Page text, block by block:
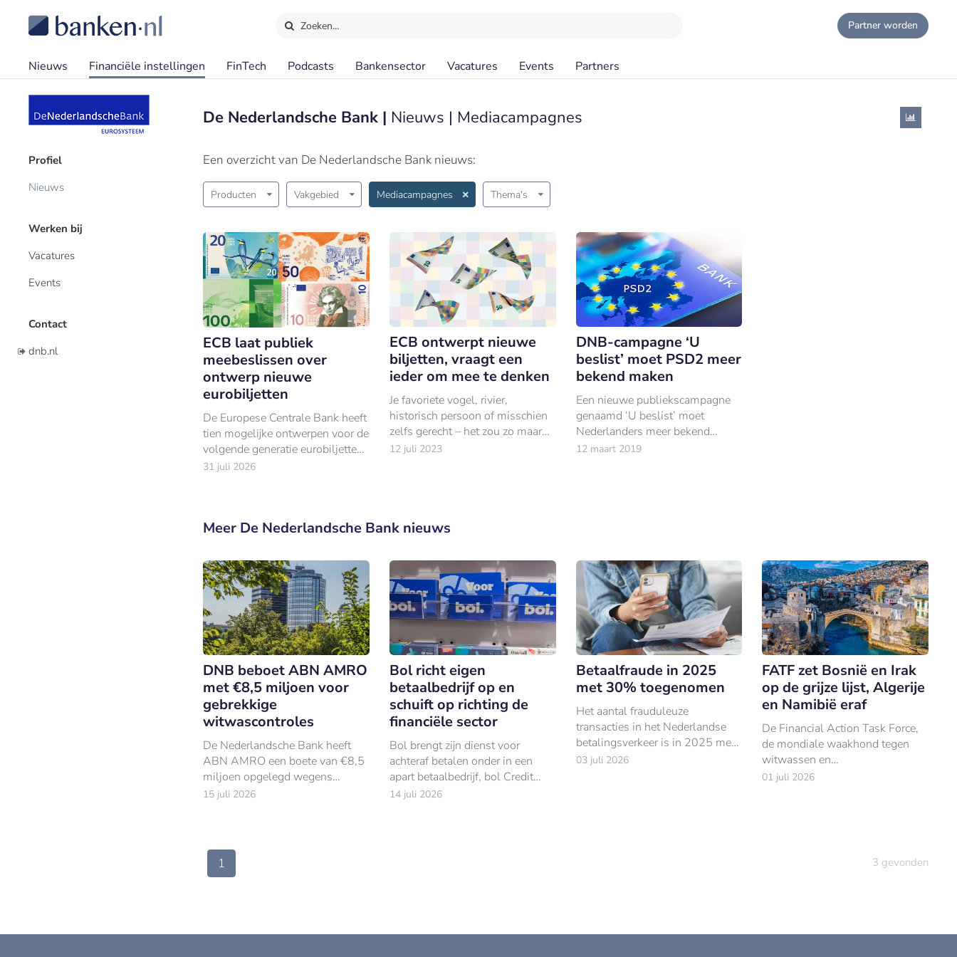
Zoeken… Partner worden
Nieuws Financiële instellingen FinTech Podcasts Bankensector Vacatures Events Partners
Profiel
Nieuws
Werken bij
Vacatures
Events
Contact
dnb.nl
De Nederlandsche Bank | Nieuws | Mediacampagnes
Een overzicht van De Nederlandsche Bank nieuws:
Producten Vakgebied Mediacampagnes Thema's
ECB laat publiek
meebeslissen over
ontwerp nieuwe
eurobiljetten
De Europese Centrale Bank heeft
tien mogelijke ontwerpen voor de
volgende generatie eurobiljetten
gepresenteerd, verdeeld over de
31 juli 2026
ECB ontwerpt nieuwe
biljetten, vraagt een
ieder om mee te denken
Je favoriete vogel, rivier,
historisch persoon of misschien
zelfs gerecht – het zou zo maar
kunnen prijken op de nieuwe
12 juli 2023
DNB-campagne ‘U
beslist’ moet PSD2 meer
bekend maken
Een nieuwe publiekscampagne
genaamd ‘U beslist’ moet
Nederlanders meer bekend
maken met de nieuwe
12 maart 2019
Meer De Nederlandsche Bank nieuws
DNB beboet ABN AMRO
met €8,5 miljoen voor
gebrekkige
witwascontroles
De Nederlandsche Bank heeft
ABN AMRO een boete van €8,5
miljoen opgelegd wegens
structurele tekortkomingen in
15 juli 2026
Bol richt eigen
betaalbedrijf op en
schuift op richting de
financiële sector
Bol brengt zijn dienst voor
achteraf betalen onder in een
apart betaalbedrijf, bol Credit
Services.
14 juli 2026
Betaalfraude in 2025
met 30% toegenomen
Het aantal frauduleuze
transacties in het Nederlandse
betalingsverkeer is in 2025 met
30% gestegen tot circa 658.000.
03 juli 2026
FATF zet Bosnië en Irak
op de grijze lijst, Algerije
en Namibië eraf
De Financial Action Task Force,
de mondiale waakhond tegen
witwassen en
terrorismefinanciering, heeft haar
01 juli 2026
1 3 gevonden